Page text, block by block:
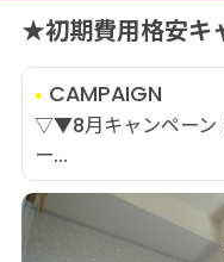
★初期費用格安キ
CAMPAIGN
▽▼8月キャンペーン
ー...